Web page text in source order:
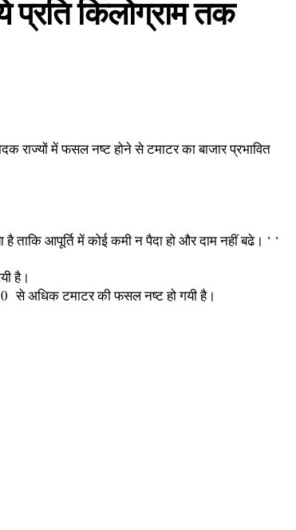
किलोग्राम तक
राज्यों में फसल नष्ट होने से टमाटर का बाजार प्रभावित
ताकि आपूर्ति में कोई कमी न पैदा हो और दाम नहीं बढे। ‘ ‘
है।
से अधिक टमाटर की फसल नष्ट हो गयी है।